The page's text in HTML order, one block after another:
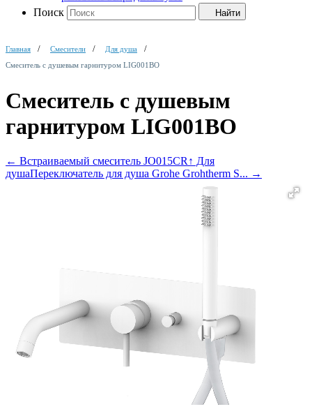
Поиск
Найти
Главная Смесители
Для душа
Смеситель с душевым гарнитуром LIG001BO
Смеситель с душевым
гарнитуром LIG001BO
← Встраиваемый смеситель JO015CR ↑ Для
душаПереключатель для душа Grohe Grohtherm S... →